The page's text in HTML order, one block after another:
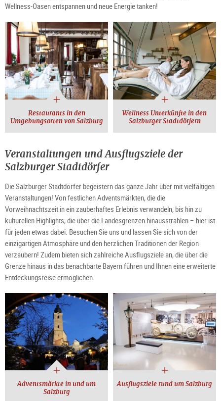
Wellness-Oasen entspannen und neue Energie tanken!
Restaurants in den
Umgebungsorten von Salzburg
Wellness Unterkünfte in den
Salzburger Stadtdörfern
Veranstaltungen und Ausflugsziele der
Salzburger Stadtdörfer
Die Salzburger Stadtdörfer begeistern das ganze Jahr über mit vielfältigen
Veranstaltungen! Von festlichen Adventsmärkten, die die
Vorweihnachtszeit in ein zauberhaftes Erlebnis verwandeln, bis hin zu
kulturellen Highlights, die über die Landesgrenzen hinausstrahlen – hier ist
für jeden etwas dabei. Besuchen Sie uns und lassen Sie sich von der
einzigartigen Atmosphäre und den herzlichen Traditionen der Region
verzaubern! Zudem bieten sich zahlreiche Ausflugsziele an, die über die
Grenze hinaus in das benachbarte Bayern führen und Ihnen eine erweiterte
Entdeckungsreise ermöglichen.
Adventsmärkte in und um
Salzburg
Ausflugsziele rund um Salzburg